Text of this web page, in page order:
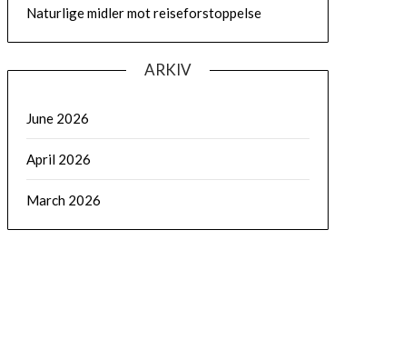
Naturlige midler mot reiseforstoppelse
ARKIV
June 2026
April 2026
March 2026